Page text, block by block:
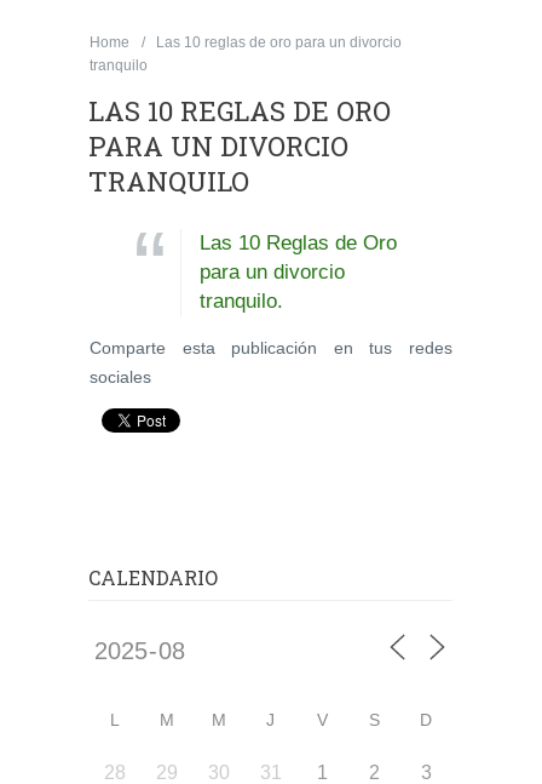
Home
Las 10 reglas de oro para un divorcio
tranquilo
LAS 10 REGLAS DE ORO
PARA UN DIVORCIO
TRANQUILO
Las 10 Reglas de Oro
para un divorcio
tranquilo.
Comparte esta publicación en tus redes
sociales
CALENDARIO
L M M J V S D
28 29 30 31 1 2 3